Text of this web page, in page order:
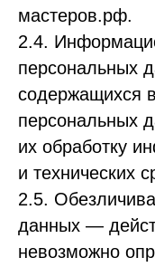
мастеров.рф.
2.4.
персональных
содержащихся
персональных
их обработку
и технических
2.5.
данных —
невозможно